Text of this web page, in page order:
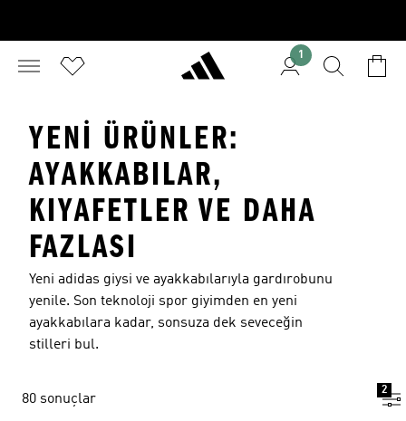
1
YENI ÜRÜNLER:
AYAKKABILAR,
KIYAFETLER VE DAHA
FAZLASI
Yeni adidas giysi ve ayakkabılarıyla gardırobunu
yenile. Son teknoloji spor giyimden en yeni
ayakkabılara kadar, sonsuza dek seveceğin
stilleri bul.
80 sonuçlar
2